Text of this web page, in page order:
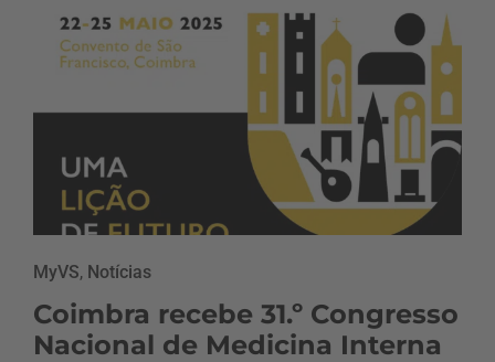
MyVS, Notícias
Coimbra recebe 31.º Congresso
Nacional de Medicina Interna